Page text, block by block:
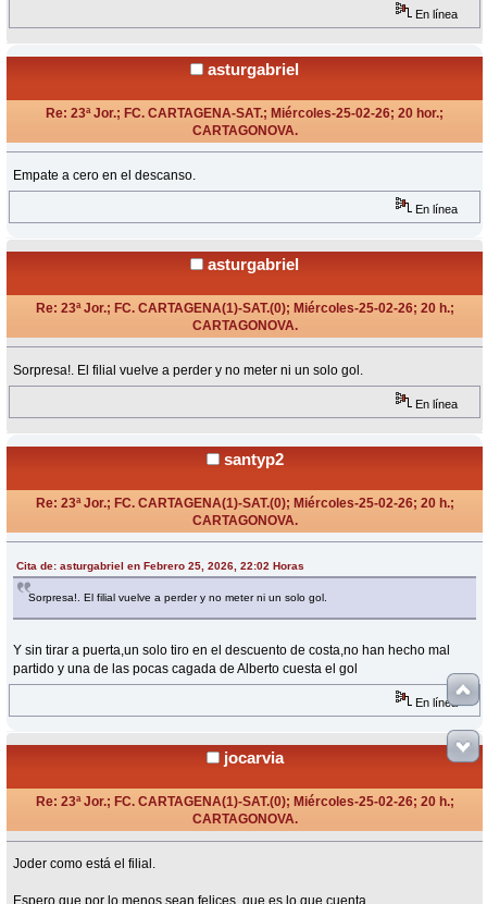
En línea
asturgabriel
Re: 23ª Jor.; FC. CARTAGENA-SAT.; Miércoles-25-02-26; 20 hor.;
CARTAGONOVA.
Empate a cero en el descanso.
En línea
asturgabriel
Re: 23ª Jor.; FC. CARTAGENA(1)-SAT.(0); Miércoles-25-02-26; 20 h.;
CARTAGONOVA.
Sorpresa!. El filial vuelve a perder y no meter ni un solo gol.
En línea
santyp2
Re: 23ª Jor.; FC. CARTAGENA(1)-SAT.(0); Miércoles-25-02-26; 20 h.;
CARTAGONOVA.
Cita de: asturgabriel en Febrero 25, 2026, 22:02 Horas
Sorpresa!. El filial vuelve a perder y no meter ni un solo gol.
Y sin tirar a puerta,un solo tiro en el descuento de costa,no han hecho mal
partido y una de las pocas cagada de Alberto cuesta el gol
En línea
jocarvia
Re: 23ª Jor.; FC. CARTAGENA(1)-SAT.(0); Miércoles-25-02-26; 20 h.;
CARTAGONOVA.
Joder como está el filial.
Espero que por lo menos sean felices, que es lo que cuenta.